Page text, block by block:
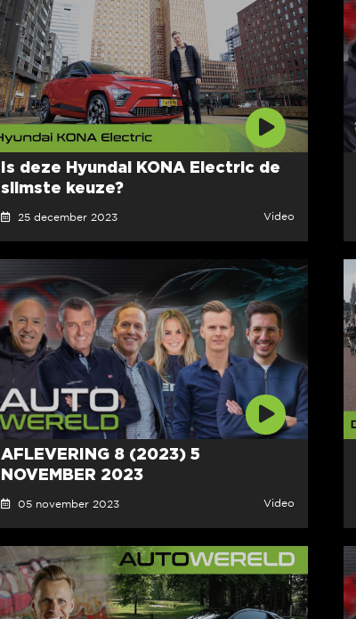
Is deze Hyundai KONA Electric de
slimste keuze?
25 december 2023 Video
AFLEVERING 8 (2023) 5
NOVEMBER 2023
05 november 2023 Video